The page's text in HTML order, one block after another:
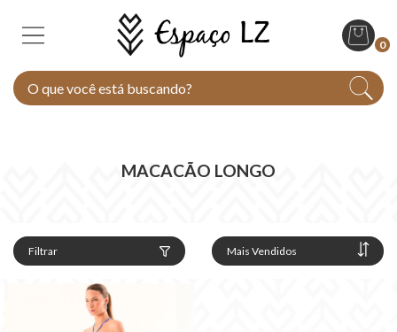
0
MACACÃO LONGO
Filtrar